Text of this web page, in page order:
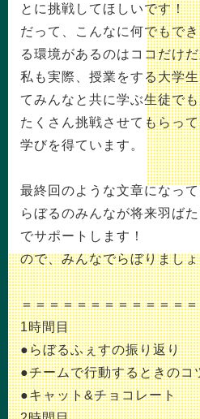
とに挑戦してほしいです！
だって、こんなに何でもで
る環境があるのはココだけ
私も実際、授業をする大学
てみんなと共に学ぶ生徒で
たくさん挑戦させてもらっ
学びを得ています。
最終回のような文章になって
らぼるのみんなが将来羽ば
でサポートします！
ので、みんなでらぼりまし
＝＝＝＝＝＝＝＝＝＝＝＝＝
1時間目
●らぼるふぇすの振り返り
●チームで行動するときのコ
●キャット&チョコレート